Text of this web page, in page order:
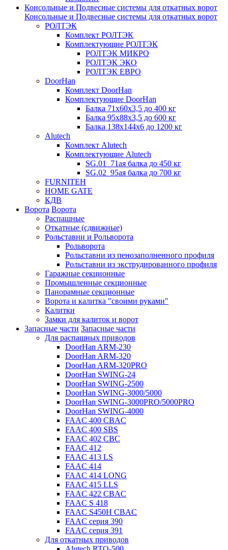
Консольные и Подвесные системы для откатных ворот
Консольные и Подвесные системы для откатных ворот
РОЛТЭК
Комплект РОЛТЭК
Комплектующие РОЛТЭК
РОЛТЭК МИКРО
РОЛТЭК ЭКО
РОЛТЭК ЕВРО
DoorHan
Комплект DoorHan
Комплектующие DoorHan
Балка 71х60х3,5 до 400 кг
Балка 95х88х3,5 до 600 кг
Балка 138х144х6 до 1200 кг
Alutech
Комплект Alutech
Комплектующие Alutech
SG.01_71ая балка до 450 кг
SG.02_95ая балка до 700 кг
FURNITEH
HOME GATE
КДВ
Ворота Ворота
Распашные
Откатные (сдвижные)
Рольставни и Рольворота
Рольворота
Рольставни из пенозаполненного профиля
Рольставни из экструдированного профиля
Гаражные секционные
Промышленные секционные
Панорамные секционные
Ворота и калитка "своими руками"
Калитки
Замки для калиток и ворот
Запасные части Запасные части
Для распашных приводов
DoorHan ARM-230
DoorHan ARM-320
DoorHan ARM-320PRO
DoorHan SWING-24
DoorHan SWING-2500
DoorHan SWING-3000/5000
DoorHan SWING-3000PRO/5000PRO
DoorHan SWING-4000
FAAC 400 CBAC
FAAC 400 SBS
FAAC 402 CBC
FAAC 412
FAAC 413 LS
FAAC 414
FAAC 414 LONG
FAAC 415 LLS
FAAC 422 CBAC
FAAC S 418
FAAC S450H CBAC
FAAC серия 390
FAAC серия 391
Для откатных приводов